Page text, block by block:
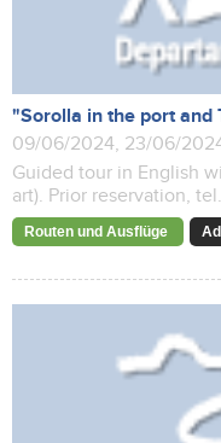
"Sorolla in the port and
09/06/2024, 23/06/
Guided tour in English
art). Prior reservation,
Routen und Ausflüge